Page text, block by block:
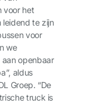
voor het
leidend te zijn
voor
we
openbaar
aldus
Groep. “De
truck is